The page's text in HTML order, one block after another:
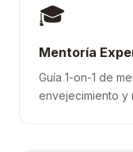
🎓
Mentoría
Guía 1-on-1 de
envejecimiento y